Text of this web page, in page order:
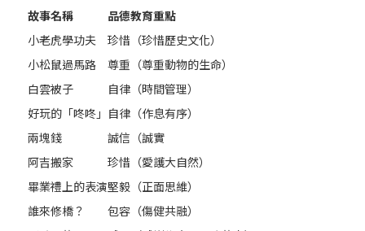
故事名稱
品德教育重點
小老虎學功夫
珍惜（珍惜歷史文化）
小松鼠過馬路
尊重（尊重動物的生命）
白雲被子
自律（時間管理）
好玩的「咚咚」 自律（作息有序）
兩塊錢
誠信（誠實
阿吉搬家
珍惜（愛護大自然）
畢業禮上的表演堅毅（正面思維）
誰來修橋？
包容（傷健共融）